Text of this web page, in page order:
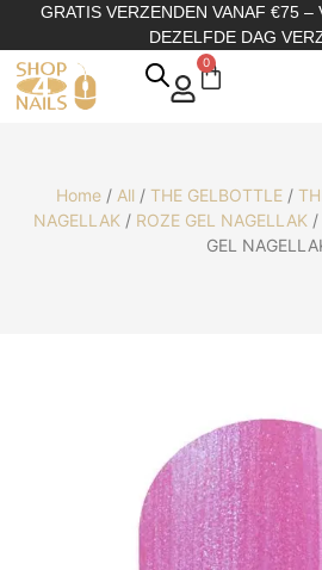
GRATIS VERZENDEN VANAF €75 –
DEZELFDE DAG
0
Home / All / THE GELBOTTLE /
NAGELLAK / ROZE GEL NAGELLAK /
GEL